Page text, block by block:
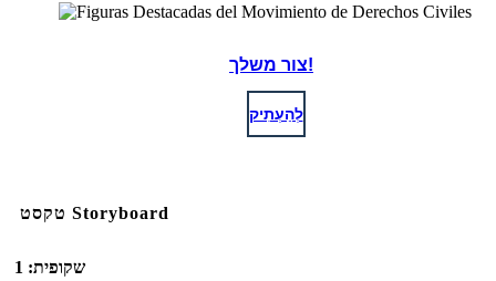
צור משלך!
לְהַעְתִיק
טקסט Storyboard
שקופית: 1